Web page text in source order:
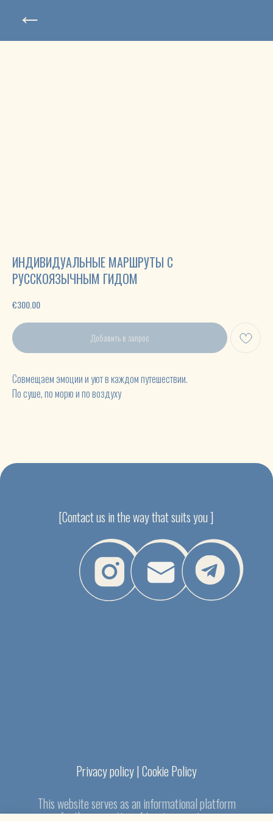
ИНДИВИДУАЛЬНЫЕ МАРШРУТЫ C
РУССКОЯЗЫЧНЫМ ГИДОМ
€300.00
Добавить в запрос
Совмещаем эмоции и уют в каждом путешествии.
По суше, по морю и по воздуху
Privacy policy | Cookie Policy
This website serves as an informational platform
for the promotion of tourism services
offered by third-party providers